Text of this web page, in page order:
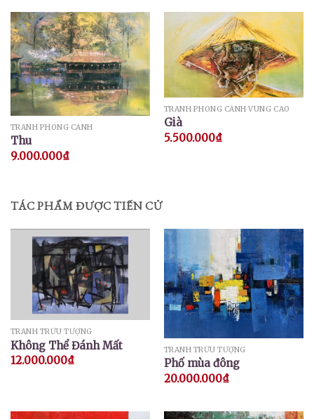
TRANH PHONG CẢNH
Thu
9.000.000₫
TRANH PHONG CẢNH VÙNG CAO
Già
5.500.000₫
TÁC PHẨM ĐƯỢC TIẾN CỬ
TRANH TRỪU TƯỢNG
Không Thể Đánh Mất
12.000.000₫
TRANH TRỪU TƯỢNG
Phố mùa đông
20.000.000₫